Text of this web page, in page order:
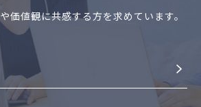
価値観に共感する⽅を求めています。